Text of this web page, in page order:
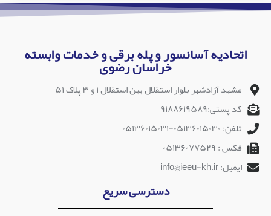
اتحادیه آسانسور و پله برقی و خدمات وابسته
خراسان رضوی
مشهد آزادشهر بلوار استقلال بین استقلال ۱ و ۳ پلاک ۵۱
کد پستی:۹۱۸۸۶۱۹۵۸۹
تلفن: ۰۵۱۳۶۰۱۵۰۳۰-۰۵۱۳۶۰۱۵۰۳۱
فکس : ۰۵۱۳۶۰۷۷۵۲۹
ایمیل: info@ieeu-kh.ir
دسترسی سریع